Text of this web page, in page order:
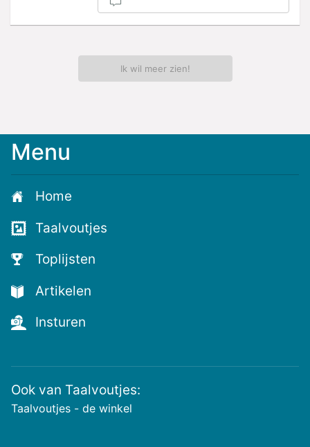
Ik wil meer zien!
Meld
voor
de
nieuwste
voutjes
en
de
voutste
nieuwtjes!
Menu
Home
Taalvoutjes
Toplijsten
Artikelen
Insturen
Ook van Taalvoutjes:
Taalvoutjes - de winkel